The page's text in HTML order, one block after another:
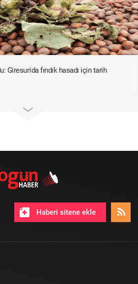
Giresun'da fındık hasadı için tarih
Haberi sitene ekle